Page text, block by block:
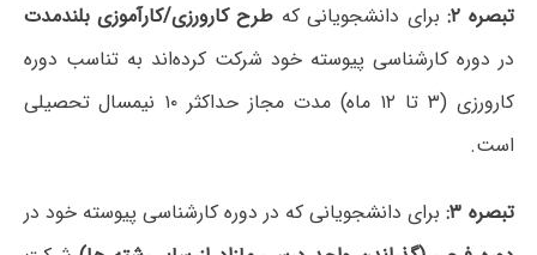
تبصره ۲: برای دانشجویانی که طرح کارورزی/کارآموزی بلندمدت
در دوره کارشناسی پیوسته خود شرکت کرده‌اند به تناسب دوره
کارورزی (۳ تا ۱۲ ماه) مدت مجاز حداکثر ۱۰ نیمسال تحصیلی
است.
تبصره ۳:
برای دانشجویانی که در دوره کارشناسی پیوسته خود در